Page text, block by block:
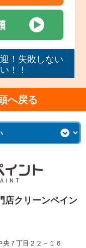
！失敗しない
！！
へ戻る
店クリーンペイン
７丁目２２－１６